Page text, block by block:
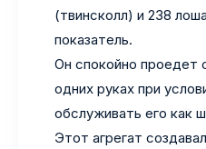
(твинсколл) и 238
показатель.
Он спокойно проедет
одних руках при
обслуживать его как
Этот агрегат